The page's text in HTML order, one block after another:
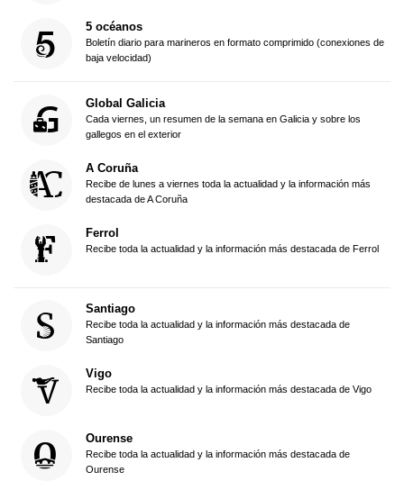
5 océanos
Boletín diario para marineros en formato comprimido (conexiones de
baja velocidad)
Global Galicia
Cada viernes, un resumen de la semana en Galicia y sobre los
gallegos en el exterior
A Coruña
Recibe de lunes a viernes toda la actualidad y la información más
destacada de A Coruña
Ferrol
Recibe toda la actualidad y la información más destacada de Ferrol
Santiago
Recibe toda la actualidad y la información más destacada de
Santiago
Vigo
Recibe toda la actualidad y la información más destacada de Vigo
Ourense
Recibe toda la actualidad y la información más destacada de
Ourense